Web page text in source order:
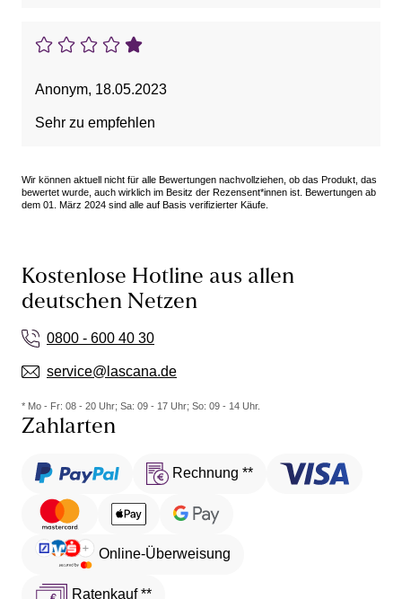
Anonym, 18.05.2023
Sehr zu empfehlen
Wir können aktuell nicht für alle Bewertungen nachvollziehen, ob das Produkt, das
bewertet wurde, auch wirklich im Besitz der Rezensent*innen ist. Bewertungen ab
dem 01. März 2024 sind alle auf Basis verifizierter Käufe.
Kostenlose Hotline aus allen
deutschen Netzen
0800 - 600 40 30
service@lascana.de
* Mo - Fr: 08 - 20 Uhr; Sa: 09 - 17 Uhr; So: 09 - 14 Uhr.
Zahlarten
Rechnung **
Online-Überweisung
Ratenkauf **